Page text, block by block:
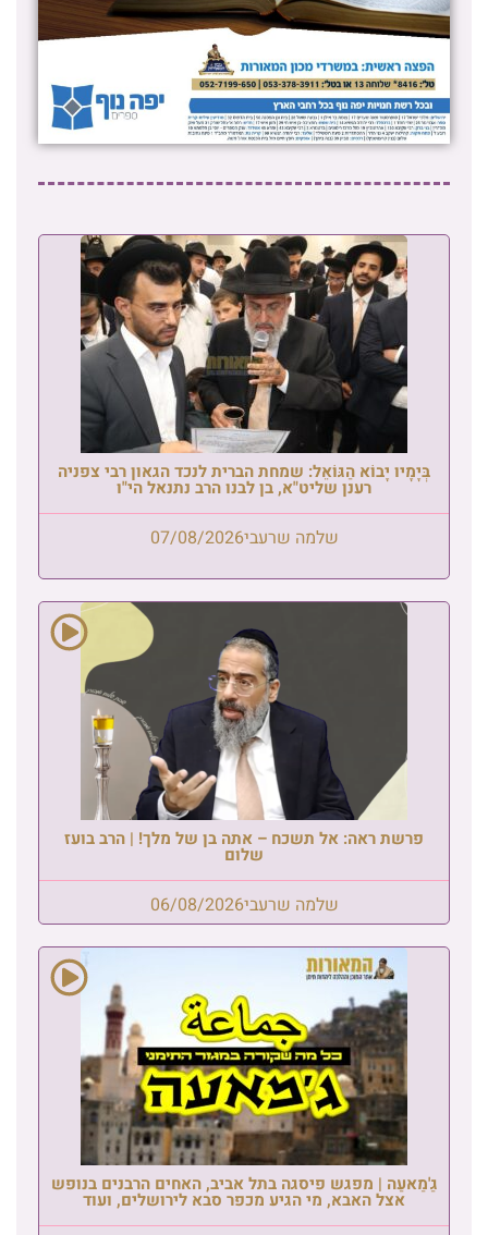
בְּיָמָיו יָבוֹא הַגּוֹאֵל: שמחת הברית לנכד הגאון רבי צפניה
רענן שליט"א, בן לבנו הרב נתנאל הי"ו
שלמה שרעבי07/08/2026
פרשת ראה: אל תשכח – אתה בן של מלך! | הרב בועז
שלום
שלמה שרעבי06/08/2026
גַ'מַאעַה | מפגש פיסגה בתל אביב, האחים הרבנים בנופש
אצל האבא, מי הגיע מכפר סבא לירושלים, ועוד